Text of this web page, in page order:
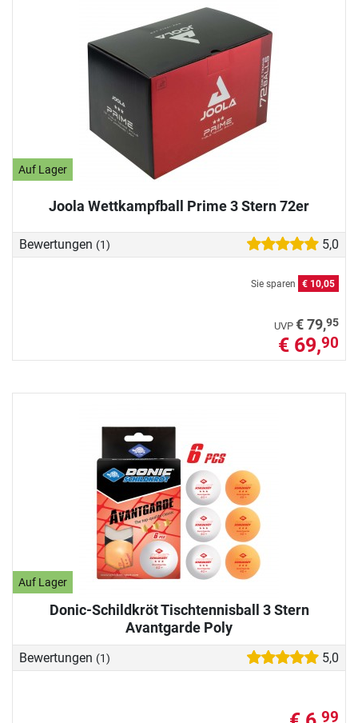
Auf Lager
Joola Wettkampfball Prime 3 Stern 72er
Bewertungen (1) 5,0
Sie sparen € 10,05
UVP € 79,95
€ 69,90
Auf Lager
Donic-Schildkröt Tischtennisball 3 Stern
Avantgarde Poly
Bewertungen (1) 5,0
99